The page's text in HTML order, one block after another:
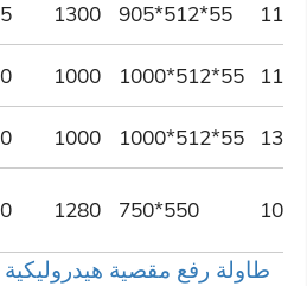
1300 905*512*55 1170
1000 1000*512*55 1170
1000 1000*512*55 1350
1280 750*550 1030
طاولة رفع مقصية هيدروليكية